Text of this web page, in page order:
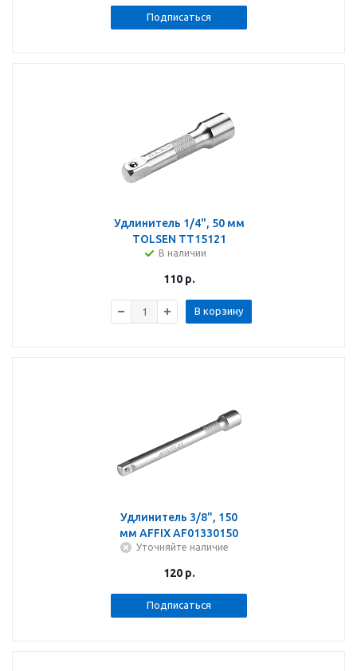
Подписаться
Удлинитель 1/4", 50 мм
TOLSEN TT15121
В наличии
110р.
В корзину
Удлинитель 3/8", 150
мм AFFIX AF01330150
Уточняйте наличие
120р.
Подписаться